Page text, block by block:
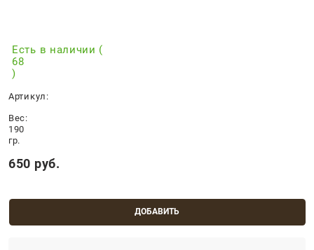
Есть в наличии (
68
)
Артикул:
Вес:
190
гр.
650 руб.
ДОБАВИТЬ